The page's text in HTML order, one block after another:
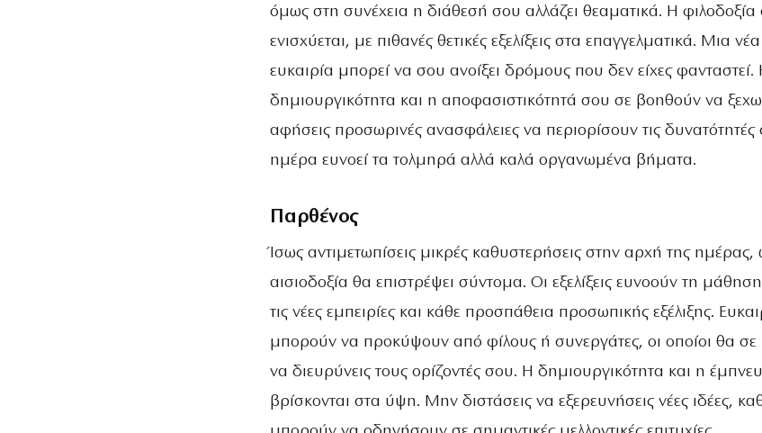
όμως στη συνέχεια η διάθεσή σου αλλάζει θεαματικά. Η φιλοδοξία
ενισχύεται, με πιθανές θετικές εξελίξεις στα επαγγελματικά. Μια
ευκαιρία μπορεί να σου ανοίξει δρόμους που δεν είχες φανταστεί.
δημιουργικότητα και η αποφασιστικότητά σου σε βοηθούν να
αφήσεις προσωρινές ανασφάλειες να περιορίσουν τις
ημέρα ευνοεί τα τολμηρά αλλά καλά οργανωμένα βήματα.
Παρθένος
Ίσως αντιμετωπίσεις μικρές καθυστερήσεις στην αρχή της
αισιοδοξία θα επιστρέψει σύντομα. Οι εξελίξεις ευνοούν τη
τις νέες εμπειρίες και κάθε προσπάθεια προσωπικής εξέλιξης.
μπορούν να προκύψουν από φίλους ή συνεργάτες, οι οποίοι θα
να διευρύνεις τους ορίζοντές σου. Η δημιουργικότητα και η
βρίσκονται στα ύψη. Μην διστάσεις να εξερευνήσεις νέες ιδέες,